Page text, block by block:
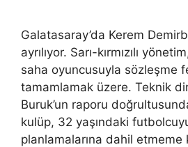
Galatasaray’da Kerem
ayrılıyor. Sarı-kırmızılı
saha oyuncusuyla sözleşme
tamamlamak üzere. Teknik
Buruk’un raporu
kulüp, 32 yaşındaki
planlamalarına dahil etmeme